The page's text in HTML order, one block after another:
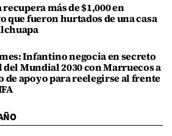
más de $1,000 en
que fueron hurtados de una casa
Infantino negocia en secreto
Mundial 2030 con Marruecos a
de apoyo para reelegirse al frente